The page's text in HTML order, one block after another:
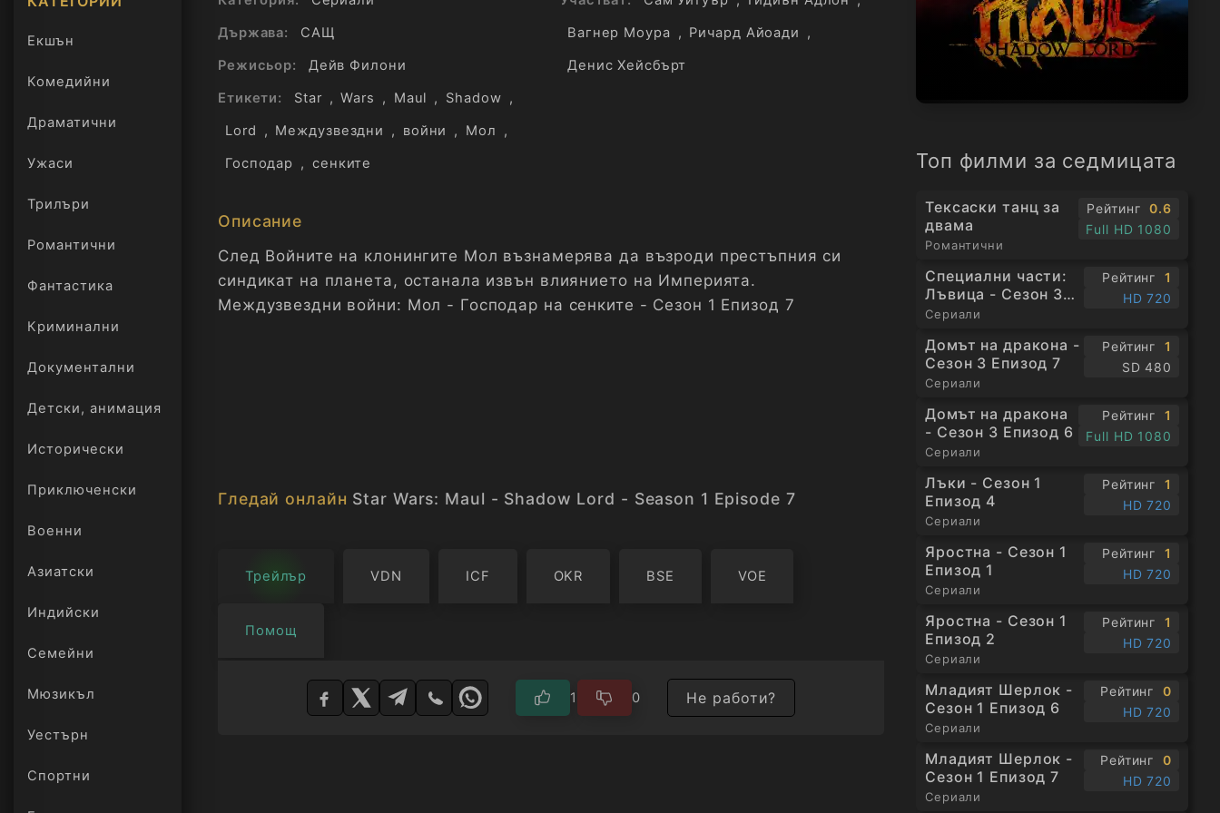
Екшън
Комедийни
Драматични
Ужаси
Трилъри
онлайн
Романтични
Фантастика
Криминални
Документални
Детски, анимация
Исторически
Приключенски
Военни
Азиатски
Индийски
Семейни
Мюзикъл
Уестърн
Спортни
Топ филми за седмицата
Тексаски танц за
двама
Романтични
Рейтинг
0.6
Full HD 1080
Специални части:
Лъвица - Сезон 3
Епизод 1
Сериали
Рейтинг
1
HD 720
Домът на дракона -
Сезон 3 Епизод 7
Сериали
Рейтинг
1
SD 480
Домът на дракона
- Сезон 3 Епизод 6
Сериали
Рейтинг
1
Full HD 1080
Лъки - Сезон 1
Епизод 4
Сериали
Рейтинг
1
HD 720
Яростна - Сезон 1
Епизод 1
Сериали
Рейтинг
1
HD 720
Яростна - Сезон 1
Епизод 2
Сериали
Рейтинг
1
HD 720
Младият Шерлок -
Сезон 1 Епизод 6
Сериали
Рейтинг
0
HD 720
Младият Шерлок -
Сезон 1 Епизод 7
Сериали
Рейтинг
0
HD 720
Държава:
САЩ
Режисьор:
Дейв Филони
Етикети:
Star , Wars , Maul , Shadow ,
Lord
, Междузвездни , войни , Мол
,
Господар
, сенките
Вагнер Моура , Ричард Айоади
,
Денис Хейсбърт
Описание
След Войните на клонингите Мол възнамерява да възроди престъпния си
синдикат на планета, останала извън влиянието на Империята.
Междузвездни войни: Мол - Господар на сенките - Сезон 1 Епизод 7
Гледай онлайн Star Wars: Maul - Shadow Lord - Season 1 Episode 7
Трейлър VDN ICF OKR BSE VOE
Помощ
Изберете
1 0 Не работи?